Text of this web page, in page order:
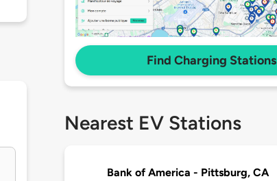
Find Charging Stations
Nearest EV Stations
Bank of America - Pittsburg, CA